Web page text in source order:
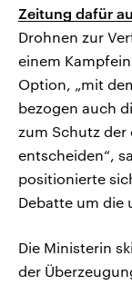
Zeitung dafür
Drohnen zur
einem
Option, „mit
bezogen auch
zum Schutz der
entscheiden“,
positionierte
Debatte um die
Die Ministerin
der